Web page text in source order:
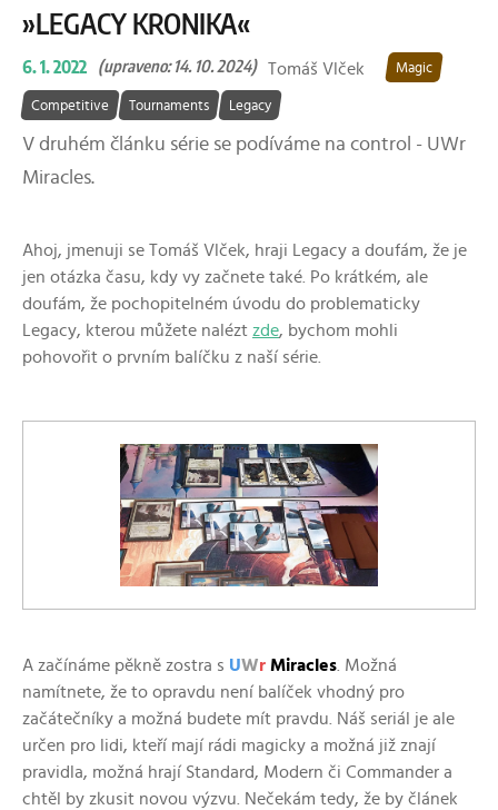
»LEGACY KRONIKA«
6. 1. 2022 (upraveno: 14. 10. 2024) Tomáš Vlček Magic
Competitive Tournaments Legacy
V druhém článku série se podíváme na control - UWr
Miracles.
Ahoj, jmenuji se Tomáš Vlček, hraji Legacy a doufám, že je
jen otázka času, kdy vy začnete také. Po krátkém, ale
doufám, že pochopitelném úvodu do problematicky
Legacy, kterou můžete nalézt zde, bychom mohli
pohovořit o prvním balíčku z naší série.
A začínáme pěkně zostra s UWr Miracles. Možná
namítnete, že to opravdu není balíček vhodný pro
začátečníky a možná budete mít pravdu. Náš seriál je ale
určen pro lidi, kteří mají rádi magicky a možná již znají
pravidla, možná hrají Standard, Modern či Commander a
chtěl by zkusit novou výzvu. Nečekám tedy, že by článek